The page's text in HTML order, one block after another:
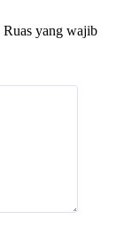
Ruas yang wajib